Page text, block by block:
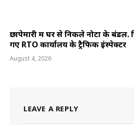
छापेमारी में घर से निकले नोटों के बंडल.
गए RTO कार्यालय के ट्रैफिक इंस्पेक्टर
August 4, 2026
LEAVE A REPLY